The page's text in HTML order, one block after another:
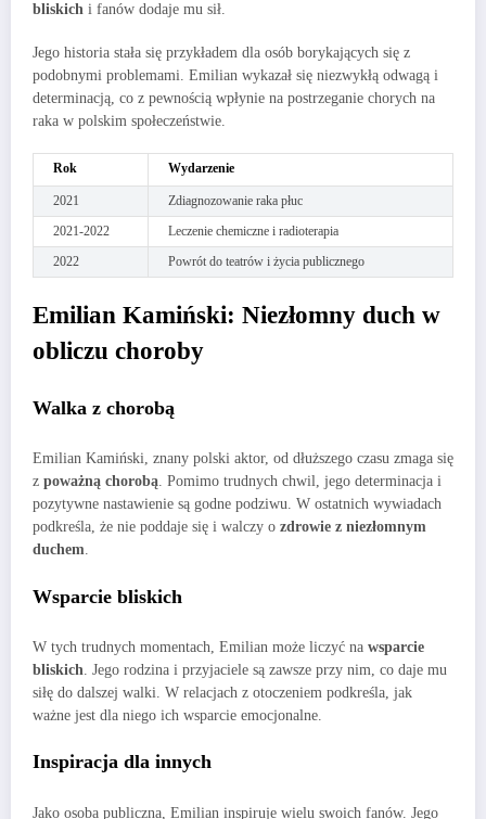
bliskich i fanów dodaje mu sił.
Jego historia stała się przykładem dla osób borykających się z
podobnymi problemami. Emilian wykazał się niezwykłą odwagą i
determinacją, co z pewnością wpłynie na postrzeganie chorych na
raka w polskim społeczeństwie.
Rok Wydarzenie
2021
Zdiagnozowanie raka płuc
2021-2022
Leczenie chemiczne i radioterapia
2022
Powrót do teatrów i życia publicznego
Emilian Kamiński: Niezłomny duch w
obliczu choroby
Walka z chorobą
Emilian Kamiński, znany polski aktor, od dłuższego czasu zmaga się
z poważną chorobą. Pomimo trudnych chwil, jego determinacja i
pozytywne nastawienie są godne podziwu. W ostatnich wywiadach
podkreśla, że nie poddaje się i walczy o zdrowie z niezłomnym
duchem.
Wsparcie bliskich
W tych trudnych momentach, Emilian może liczyć na wsparcie
bliskich. Jego rodzina i przyjaciele są zawsze przy nim, co daje mu
siłę do dalszej walki. W relacjach z otoczeniem podkreśla, jak
ważne jest dla niego ich wsparcie emocjonalne.
Inspiracja dla innych
Jako osoba publiczna, Emilian inspiruje wielu swoich fanów. Jego